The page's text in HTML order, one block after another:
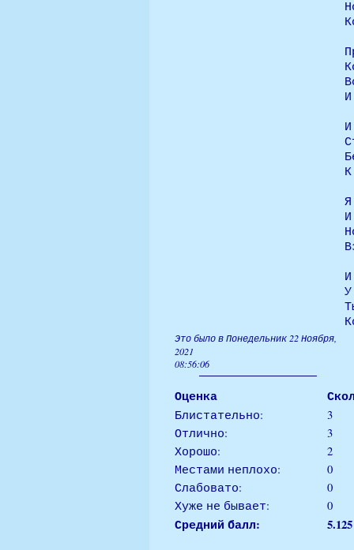
Я
У
Это было в Понедельник 22 Ноября,
2021
08:56:06
Оценка
Блистательно:
3
Отлично:
3
Хорошо:
2
Местами неплохо:
0
Слабовато:
0
Хуже не бывает:
0
Средний балл: 5.125